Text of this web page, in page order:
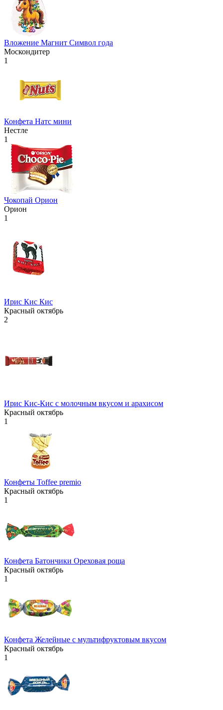
Вложение Магнит Символ года
Москондитер
1
Конфета Натс мини
Нестле
1
Чокопай Орион
Орион
1
Ирис Кис Кис
Красный октябрь
2
Ирис Кис-Кис с молочным вкусом и арахисом
Красный октябрь
1
Конфеты Toffee premio
Красный октябрь
1
Конфета Батончики Ореховая роща
Красный октябрь
1
Конфета Желейные с мультифруктовым вкусом
Красный октябрь
1